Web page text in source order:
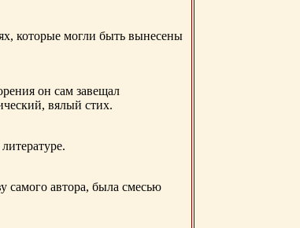
которые могли быть вынесены
он сам завещал
вялый стих.
самого автора, была смесью